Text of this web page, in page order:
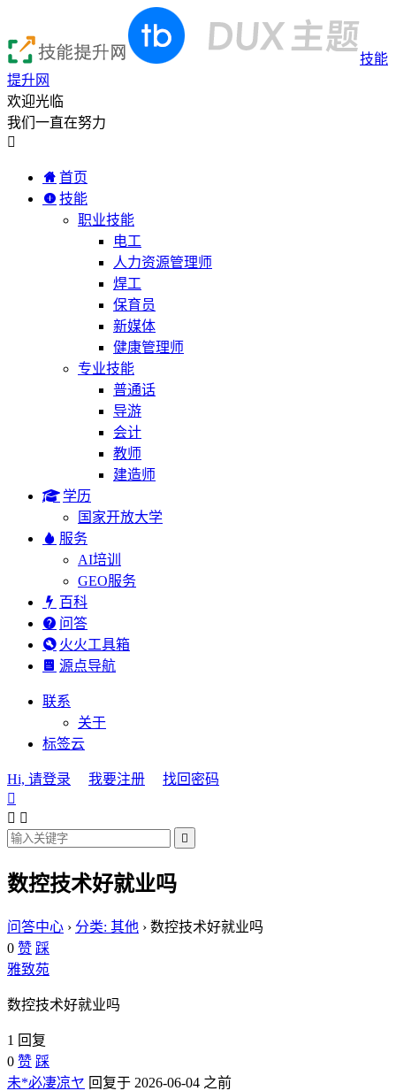
技能
提升网
欢迎光临
我们一直在努力

首页
技能
职业技能
电工
人力资源管理师
焊工
保育员
新媒体
健康管理师
专业技能
普通话
导游
会计
教师
建造师
学历
国家开放大学
服务
AI培训
GEO服务
百科
问答
火火工具箱
源点导航
联系
关于
标签云
Hi, 请登录 我要注册
找回密码

 

数控技术好就业吗
问答中心 › 分类: 其他 › 数控技术好就业吗
0 赞 踩
雅致苑
数控技术好就业吗
1 回复
0 赞 踩
未*必凄凉ヤ 回复于 2026-06-04 之前